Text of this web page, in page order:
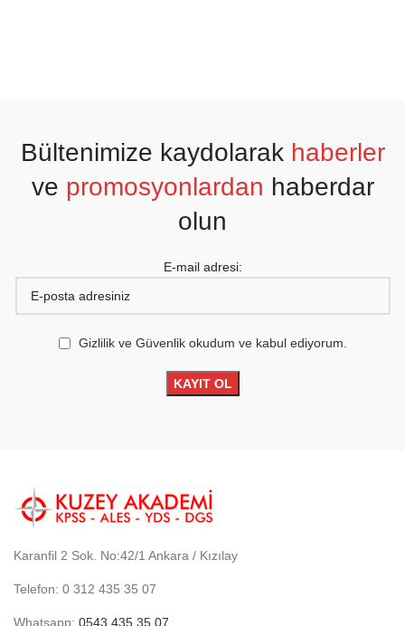
Bültenimize kaydolarak haberler
ve promosyonlardan haberdar
olun
E-mail adresi:
Gizlilik ve Güvenlik okudum ve kabul ediyorum.
Karanfil 2 Sok. No:42/1 Ankara / Kızılay
Telefon: 0 312 435 35 07
Whatsapp: 0543 435 35 07